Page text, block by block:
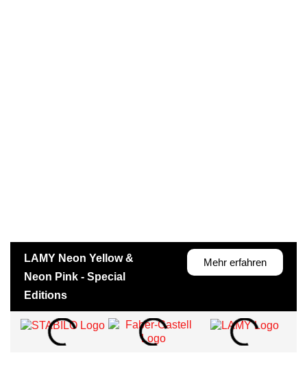
LAMY Neon Yellow &
Neon Pink - Special
Editions
Mehr erfahren